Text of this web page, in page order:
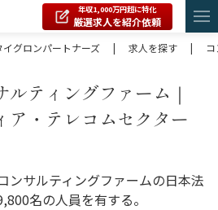
年収1,000万円超に特化
厳選求人を紹介依頼
グロンパートナーズ
| 求人を探す |
ティングファーム｜
ア・テレコムセクター
ンサルティングファームの日本法
名の人員を有する。